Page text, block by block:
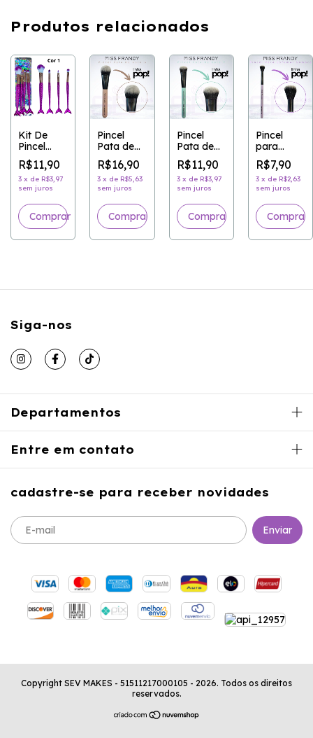
Produtos relacionados
Kit De
Pincel
Sereia C/4
Peças
R$11,90
3 x de R$3,97
sem juros
Comprar
Pincel
Pata de
Gato G
Linha Pop
- MISS
FRANDY
R$16,90
3 x de R$5,63
sem juros
Pincel
Pata de
Gato P
Linha Pop
- MISS
FRANDY
R$11,90
3 x de R$3,97
sem juros
Pincel
para
Esfumar
Sombra
Linha Pop
- MISS
FRANDY
R$7,90
3 x de R$2,63
sem juros
Siga-nos
Departamentos
Entre em contato
cadastre-se para receber novidades
Copyright SEV MAKES - 51511217000105 - 2026. Todos os direitos
reservados.